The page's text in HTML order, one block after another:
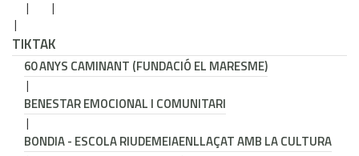
TIKTAK
60 ANYS CAMINANT (FUNDACIÓ EL MARESME)
BENESTAR EMOCIONAL I COMUNITARI
BONDIA - ESCOLA RIUDEMEIAENLLAÇAT AMB LA CULTURA